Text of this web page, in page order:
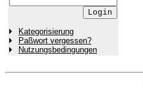
Kategorisierung
Paßwort vergessen?
Nutzungsbedingungen